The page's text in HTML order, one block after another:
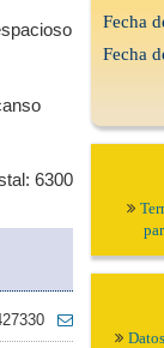
6300
Fecha
Fecha